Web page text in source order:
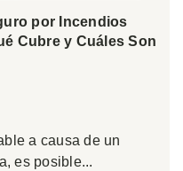
por Incendios
Cubre y Cuáles Son
a causa de un
es posible...